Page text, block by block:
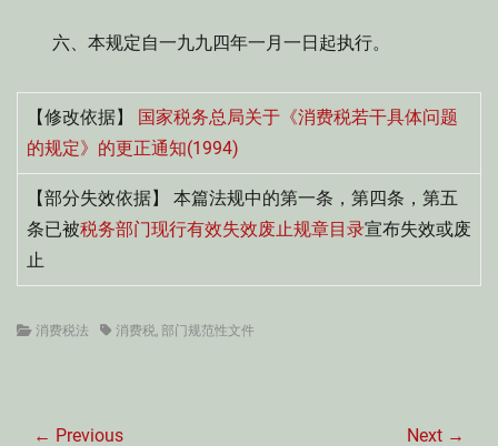
六、本规定自一九九四年一月一日起执行。
【修改依据】 国家税务总局关于《消费税若干具体问题
的规定》的更正通知(1994)
【部分失效依据】 本篇法规中的第一条，第四条，第五
条已被税务部门现行有效失效废止规章目录宣布失效或废
止
Categories
消费税法 Tags消费税, 部门规范性文件
章
← Previous
Next →